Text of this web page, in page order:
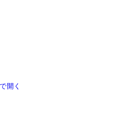
開く